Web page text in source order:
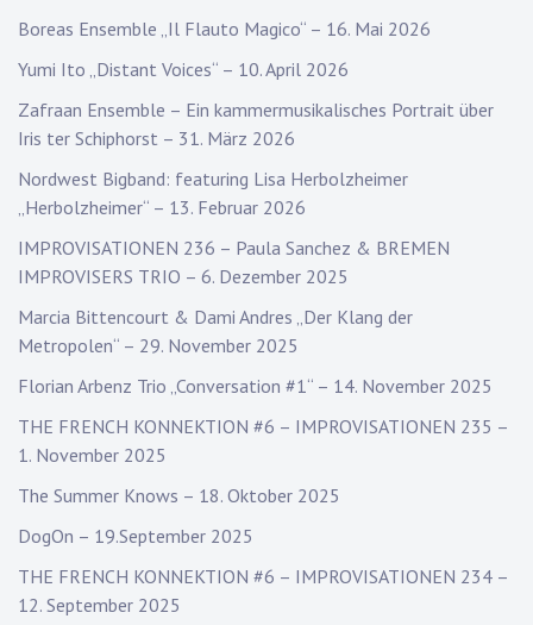
Boreas Ensemble „Il Flauto Magico“ – 16. Mai 2026
Yumi Ito „Distant Voices“ – 10. April 2026
Zafraan Ensemble – Ein kammermusikalisches Portrait über
Iris ter Schiphorst – 31. März 2026
Nordwest Bigband: featuring Lisa Herbolzheimer
„Herbolzheimer“ – 13. Februar 2026
IMPROVISATIONEN 236 – Paula Sanchez & BREMEN
IMPROVISERS TRIO – 6. Dezember 2025
Marcia Bittencourt & Dami Andres „Der Klang der
Metropolen“ – 29. November 2025
Florian Arbenz Trio „Conversation #1“ – 14. November 2025
THE FRENCH KONNEKTION #6 – IMPROVISATIONEN 235 –
1. November 2025
The Summer Knows – 18. Oktober 2025
DogOn – 19.September 2025
THE FRENCH KONNEKTION #6 – IMPROVISATIONEN 234 –
12. September 2025